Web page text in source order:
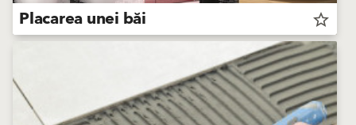
Placarea unei băi star_border